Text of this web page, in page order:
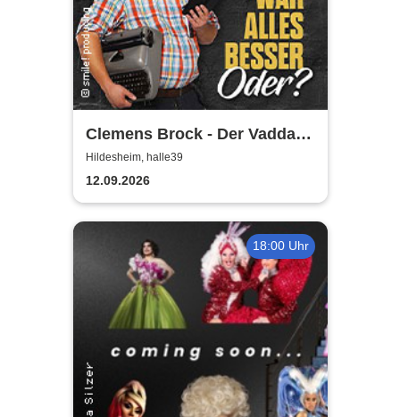
Clemens Brock - Der Vadda -
Früher war alles besser,
oder?
Hildesheim, halle39
12.09.2026
18:00 Uhr